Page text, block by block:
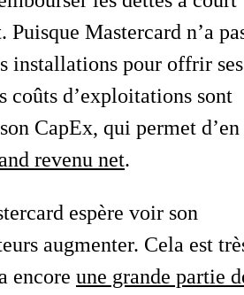
Mastercard n’a
installations pour offrir ses
coûts d’exploitations sont
CapEx, qui permet d’en
revenu net.
espère voir son
augmenter. Cela est
encore une grande partie